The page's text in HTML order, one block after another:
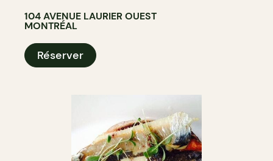
104 AVENUE LAURIER OUEST
MONTRÉAL
Réserver